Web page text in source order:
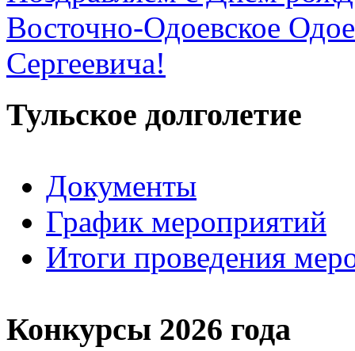
Восточно-Одоевское
Сергеевича!
Тульское долголетие
Документы
График мероприятий
Итоги проведения
Конкурсы 2026 года